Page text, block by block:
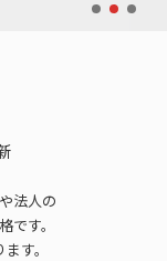
法人の
す。
す。